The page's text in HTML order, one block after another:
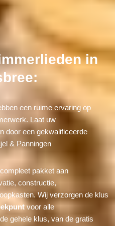
in
een ruime ervaring op
Laat uw
door een gekwalificeerde
& Panningen
pakket aan
constructie,
Wij verzorgen de klus
voor alle
gehele klus, van de gratis